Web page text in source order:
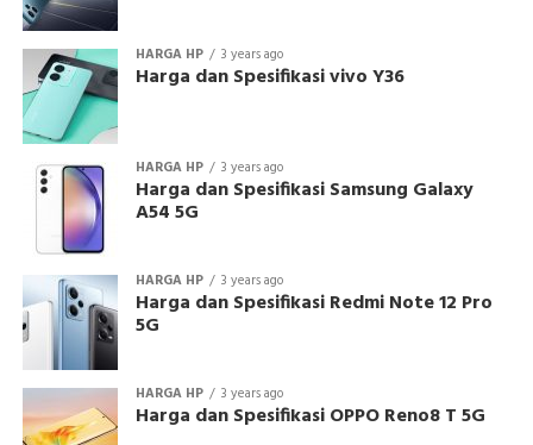
HARGA HP 3 years ago
Harga dan Spesifikasi vivo Y36
HARGA HP 3 years ago
Harga dan Spesifikasi Samsung Galaxy
A54 5G
HARGA HP 3 years ago
Harga dan Spesifikasi Redmi Note 12 Pro
5G
HARGA HP 3 years ago
Harga dan Spesifikasi OPPO Reno8 T 5G